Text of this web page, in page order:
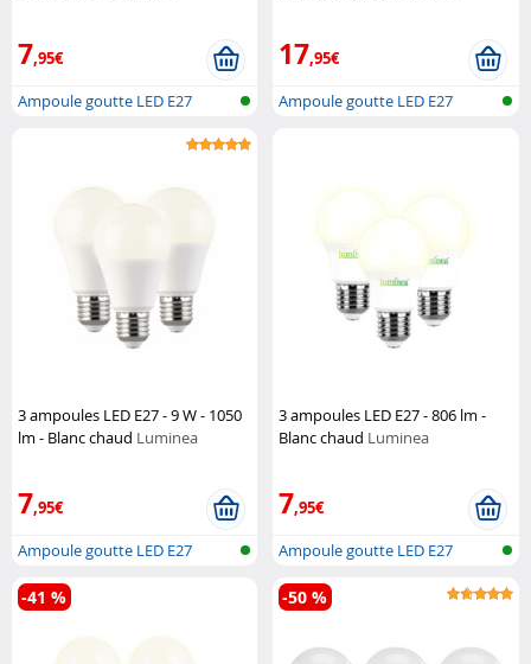
7,95€
Ampoule goutte LED E27
17,95€
Ampoule goutte LED E27
3 ampoules LED E27 - 9 W - 1050
lm - Blanc chaud Luminea
7,95€
Ampoule goutte LED E27
(blanc chaud...
3 ampoules LED E27 - 806 lm -
Blanc chaud Luminea
7,95€
Ampoule goutte LED E27
(blanc chaud...
-41 % -50 %